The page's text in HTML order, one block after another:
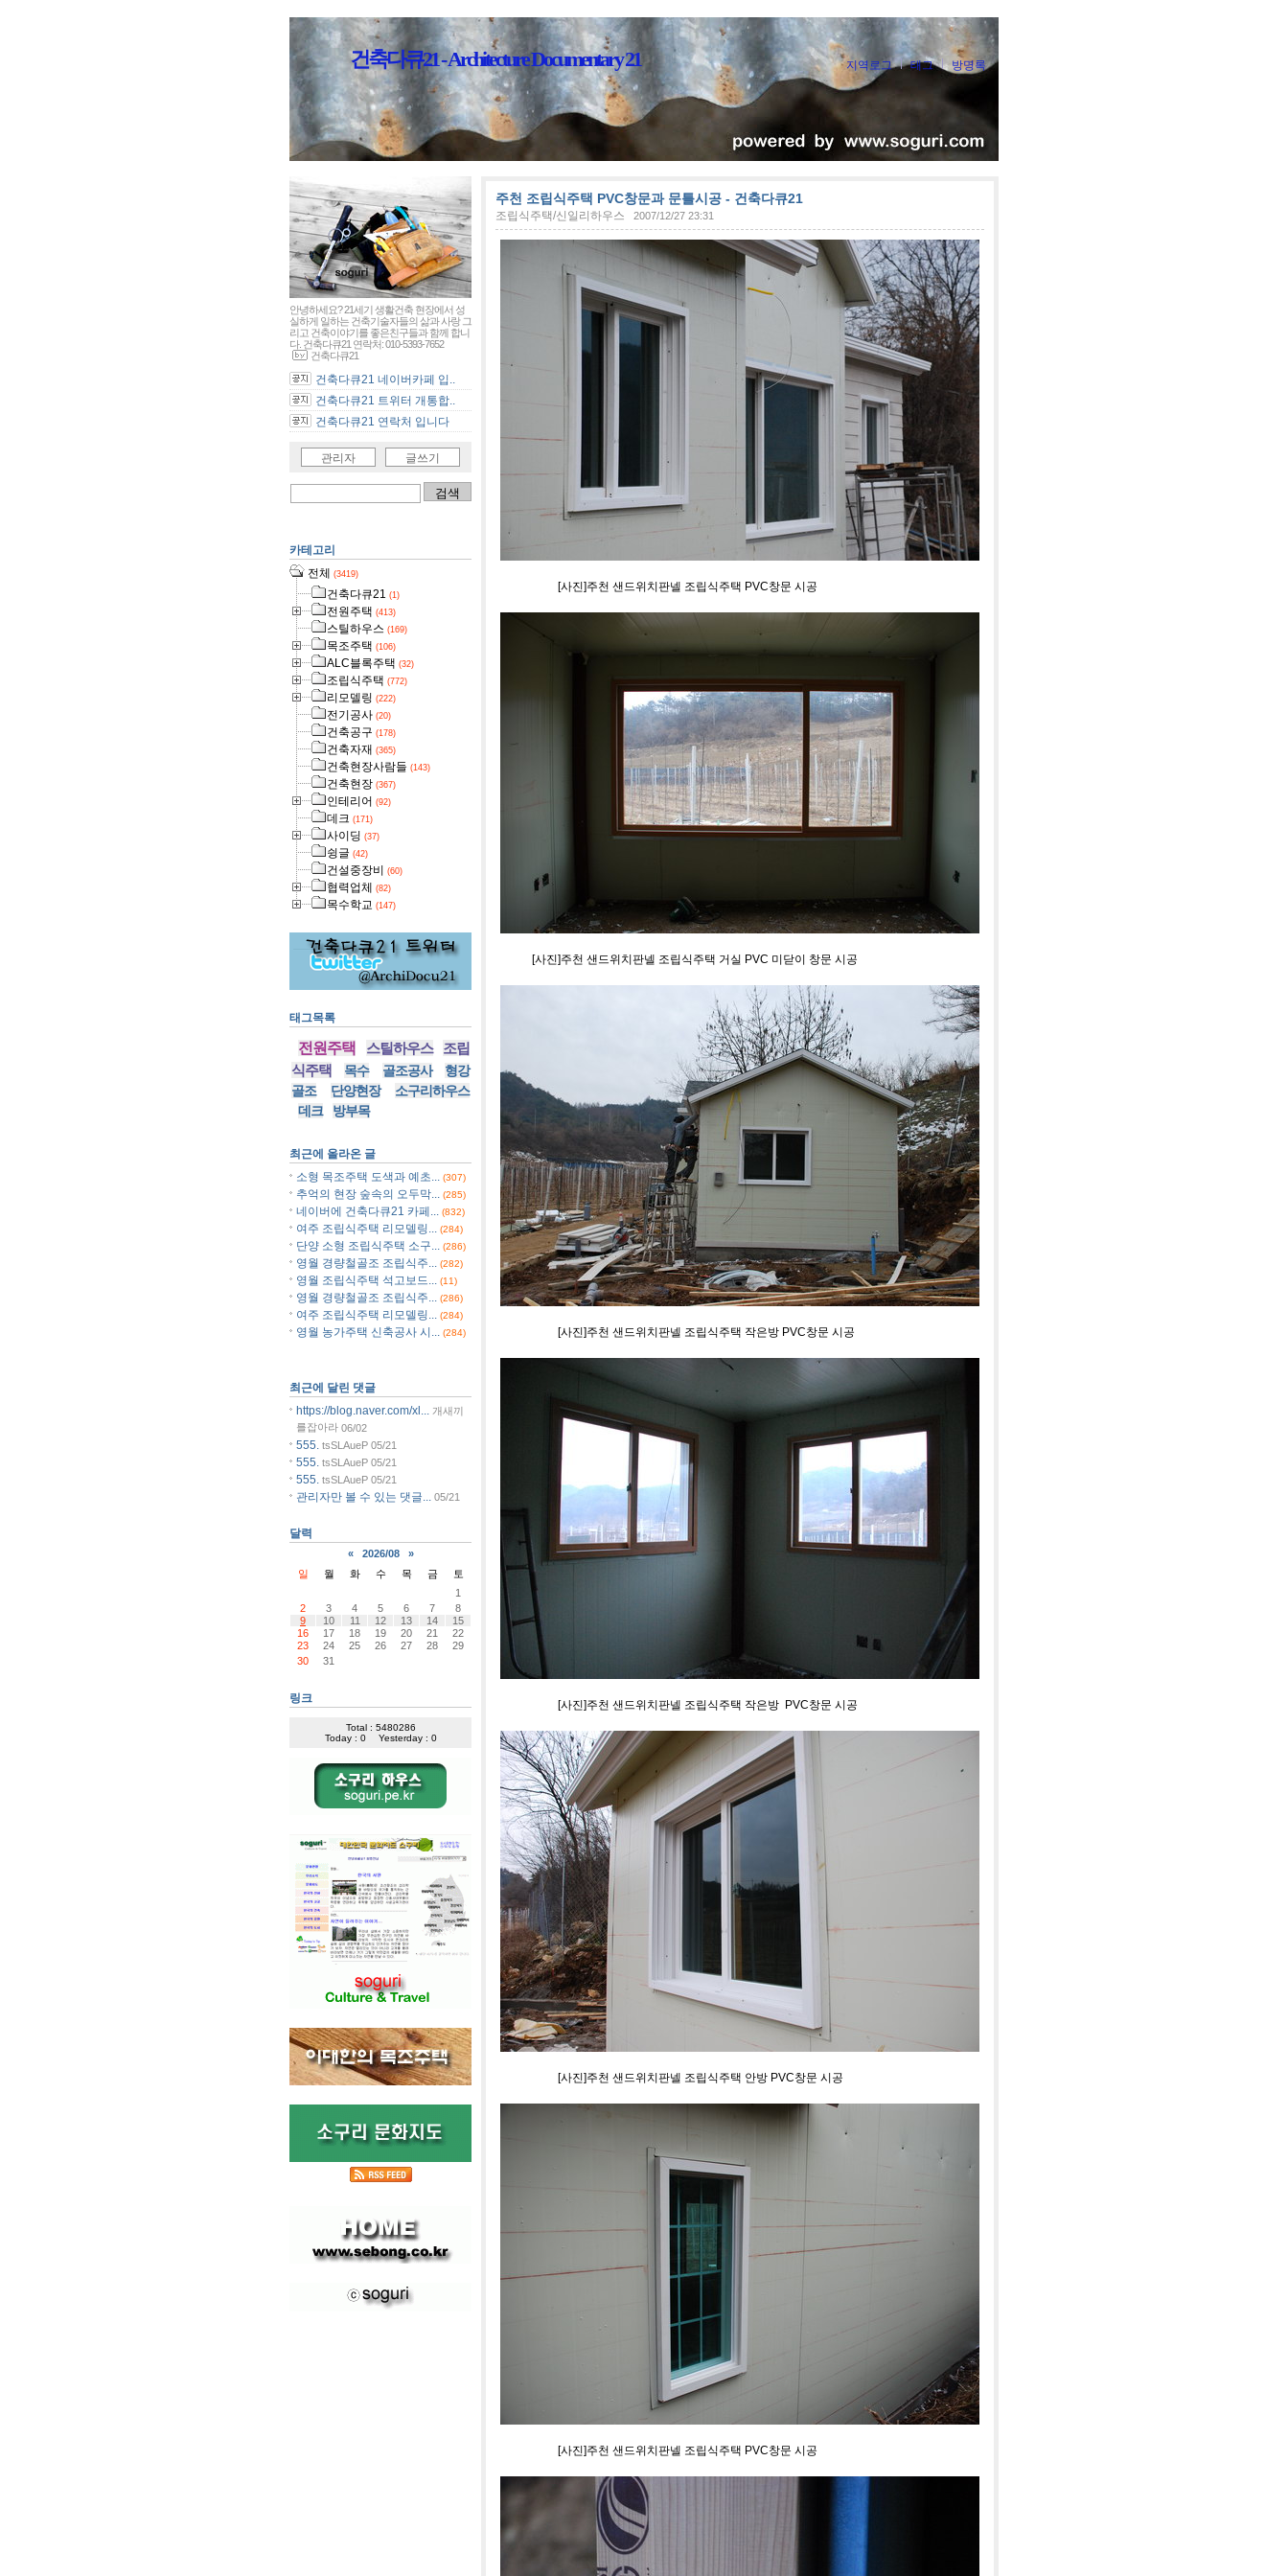
건축다큐21 - Architecture Documentary 21 지역로그 태그 방명록
주천 조립식주택 PVC창문과 문틀시공 - 건축다큐21
조립식주택/신일리하우스 2007/12/27 23:31
[사진]주천 샌드위치판넬 조립식주택 PVC창문 시공
[사진]주천 샌드위치판넬 조립식주택 거실 PVC 미닫이 창문 시공
[사진]주천 샌드위치판넬 조립식주택 작은방 PVC창문 시공
[사진]주천 샌드위치판넬 조립식주택 작은방 PVC창문 시공
[사진]주천 샌드위치판넬 조립식주택 안방 PVC창문 시공
[사진]주천 샌드위치판넬 조립식주택 PVC창문 시공
안녕하세요? 21세기 생활건축 현장에서 성
실하게 일하는 건축기술자들의 삶과 사랑 그
리고 건축이야기를 좋은친구들과 함께 합니
다. 건축다큐21 연락처: 010-5393-7652
건축다큐21
건축다큐21 네이버카페 입..
건축다큐21 트위터 개통합..
건축다큐21 연락처 입니다
관리자 글쓰기
카테고리
전체 (3419)
건축다큐21 (1)
전원주택 (413)
스틸하우스 (169)
목조주택 (106)
ALC블록주택 (32)
조립식주택 (772)
리모델링 (222)
전기공사 (20)
건축공구 (178)
건축자재 (365)
건축현장사람들 (143)
건축현장 (367)
인테리어 (92)
데크 (171)
사이딩 (37)
슁글 (42)
건설중장비 (60)
협력업체 (82)
목수학교 (147)
태그목록
전원주택 스틸하우스
조립
식주택
목수 골조공사
형강
골조
단양현장
소구리하우스
데크
방부목
최근에 올라온 글
소형 목조주택 도색과 예초...
(307)
추억의 현장 숲속의 오두막... (285)
네이버에 건축다큐21 카페... (832)
여주 조립식주택 리모델링... (284)
단양 소형 조립식주택 소구... (286)
영월 경량철골조 조립식주... (282)
영월 조립식주택 석고보드... (11)
영월 경량철골조 조립식주... (286)
여주 조립식주택 리모델링... (284)
영월 농가주택 신축공사 시... (284)
최근에 달린 댓글
https://blog.naver.com/xl...
개새끼
를잡아라 06/02
555. tsSLAueP 05/21
555. tsSLAueP 05/21
555. tsSLAueP 05/21
관리자만 볼 수 있는 댓글... 05/21
달력
« 2026/08
»
일
월 화 수 목 금
토
1
2
3 4 5 6 7
8
9
10 11 12 13 14
15
16
17 18 19 20 21
22
23
24 25 26 27 28
29
30
31
링크
Total : 5480286
Today : 0
Yesterday : 0